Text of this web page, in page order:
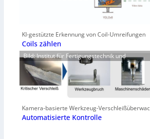
KI-gestützte Erkennung von Coil-Umreifungen
Coils zählen
Bild: Institut für Fertigungstechnik und
Kamera-basierte Werkzeug-
Automatisierte Kontrolle